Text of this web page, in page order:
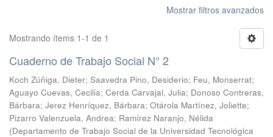
Mostrar filtros avanzados
Mostrando ítems 1-1 de 1
Cuaderno de Trabajo Social N° 2
Koch Zúñiga, Dieter; Saavedra Pino, Desiderio; Feu, Monserrat;
Aguayo Cuevas, Cecilia; Cerda Carvajal, Julia; Donoso Contreras,
Bárbara; Jerez Henríquez, Bárbara; Otárola Martínez, Joliette;
Pizarro Valenzuela, Andrea; Ramírez Naranjo, Nélida
(Departamento de Trabajo Social de la Universidad Tecnológica